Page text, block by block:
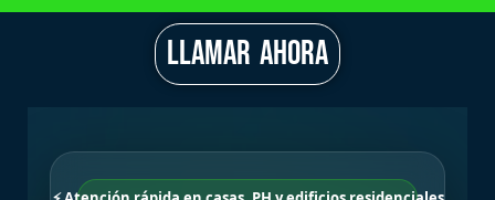
LLAMAR AHORA